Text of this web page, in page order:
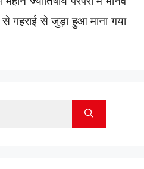
गहराई से जुड़ा हुआ माना गया